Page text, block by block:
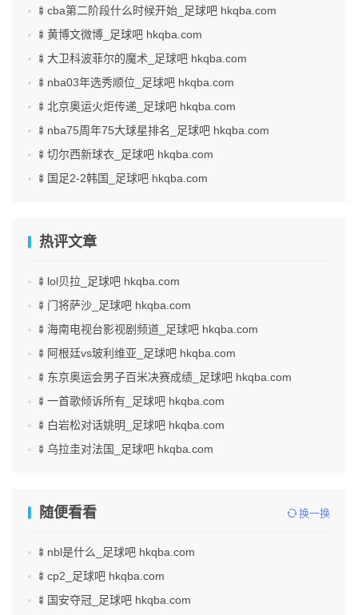
🍢cba第二阶段什么时候开始_足球吧 hkqba.com
🍢黄博文微博_足球吧 hkqba.com
🍢大卫科波菲尔的魔术_足球吧 hkqba.com
🍢nba03年选秀顺位_足球吧 hkqba.com
🍢北京奥运火炬传递_足球吧 hkqba.com
🍢nba75周年75大球星排名_足球吧 hkqba.com
🍢切尔西新球衣_足球吧 hkqba.com
🍢国足2-2韩国_足球吧 hkqba.com
热评文章
🍢lol贝拉_足球吧 hkqba.com
🍢门将萨沙_足球吧 hkqba.com
🍢海南电视台影视剧频道_足球吧 hkqba.com
🍢阿根廷vs玻利维亚_足球吧 hkqba.com
🍢东京奥运会男子百米决赛成绩_足球吧 hkqba.com
🍢一首歌倾诉所有_足球吧 hkqba.com
🍢白岩松对话姚明_足球吧 hkqba.com
🍢乌拉圭对法国_足球吧 hkqba.com
随便看看 换一换
🍢nbl是什么_足球吧 hkqba.com
🍢cp2_足球吧 hkqba.com
🍢国安夺冠_足球吧 hkqba.com